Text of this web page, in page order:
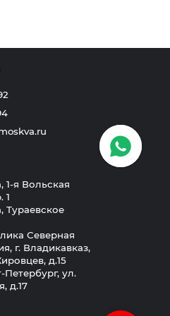
1-я Вольская
1
Тураевское
Северная
г. Владикавказ,
д.15
Петербург, ул.
д.17